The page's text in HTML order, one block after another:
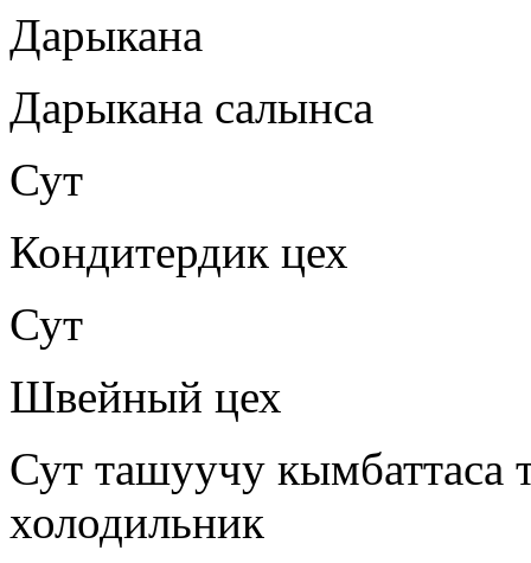
Дарыкана
Дарыкана салынса
Сут
Кондитердик цех
Сут
Швейный цех
Сут ташуучу
холодильник